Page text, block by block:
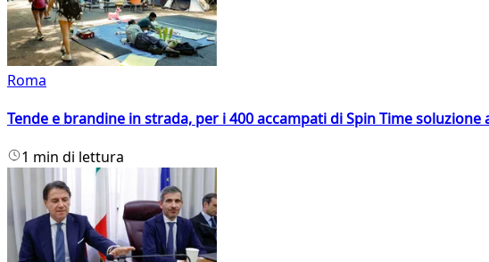
Roma
Tende e brandine in strada, per i 400 accampati di Spin Time soluzione
1 min di lettura